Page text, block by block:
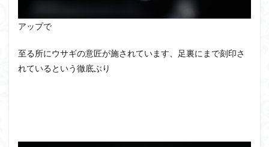
アップで
至る所にウサギの意匠が施されています、足裏にまで刻印さ
れているという徹底ぶり